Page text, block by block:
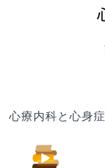
心療内科と心身症